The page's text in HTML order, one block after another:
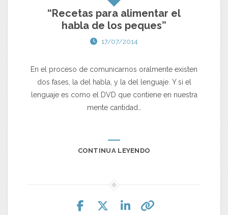
“Recetas para alimentar el
habla de los peques”
17/07/2014
En el proceso de comunicarnos oralmente existen
dos fases, la del habla, y la del lenguaje. Y si el
lenguaje es como el DVD que contiene en nuestra
mente cantidad…
CONTINUA LEYENDO